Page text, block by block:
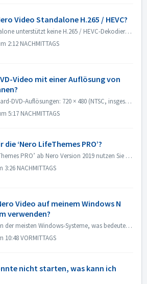
Video Standalone H.265 / HEVC?
Nero Video Standalone unterstützt keine H.265 / HEVC-Dekodierung. Die H.265 / HEVC-Dekodierung ist nur in der Nero Platinum Suite verfügbar.
2:12 NACHMITTAGS
Video mit einer Auflösung von
Es gibt zwei Standard-DVD-Auflösungen: 720 × 480 (NTSC, insgesamt 345.600 Pixel) und 720 × 576 (PAL, insgesamt 414.720 Pixel), beide verfügbar in den Seiten...
5:17 NACHMITTAGS
‘Nero LifeThemes PRO’?
Mit den ‘Nero LifeThemes PRO’ ab Nero Version 2019 nutzen Sie hochwertige Filmdesign-Vorlagen, Disk-Menü-Vorlagen und Gema-freie Musik zum schnellen erstell...
NACHMITTAGS
Video auf meinem Windows N
verwenden?
Es gibt N-Versionen der meisten Windows-Systeme, was bedeutet, dass das System keinen Windows Media Player enthält. Auf diesen Windows N-Systemen müssen...
VORMITTAGS
nicht starten, was kann ich